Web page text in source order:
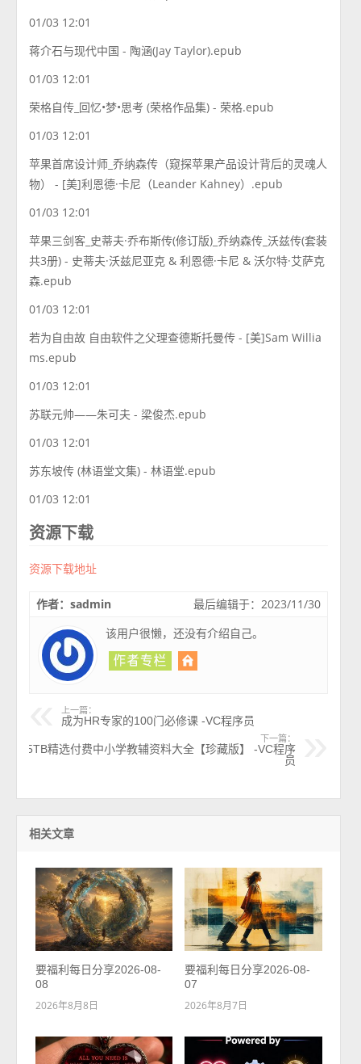
01/03 12:01
蒋介石与现代中国 - 陶涵(Jay Taylor).epub
01/03 12:01
荣格自传_回忆•梦•思考 (荣格作品集) - 荣格.epub
01/03 12:01
苹果首席设计师_乔纳森传（窥探苹果产品设计背后的灵魂人
物） - [美]利恩德·卡尼（Leander Kahney）.epub
01/03 12:01
苹果三剑客_史蒂夫·乔布斯传(修订版)_乔纳森传_沃兹传(套装
共3册) - 史蒂夫·沃兹尼亚克 & 利恩德·卡尼 & 沃尔特·艾萨克
森.epub
01/03 12:01
若为自由故 自由软件之父理查德斯托曼传 - [美]Sam Willia
ms.epub
01/03 12:01
苏联元帅——朱可夫 - 梁俊杰.epub
01/03 12:01
苏东坡传 (林语堂文集) - 林语堂.epub
01/03 12:01
资源下载
资源下载地址
最后编辑于：2023/11/30
作者：sadmin
该用户很懒，还没有介绍自己。
上一篇：
成为HR专家的100门必修课 -VC程序员
下一篇：
5TB精选付费中小学教辅资料大全【珍藏版】 -VC程序
员
相关文章
要福利每日分享2026-08-
08
2026年8月8日
要福利每日分享2026-08-
07
2026年8月7日